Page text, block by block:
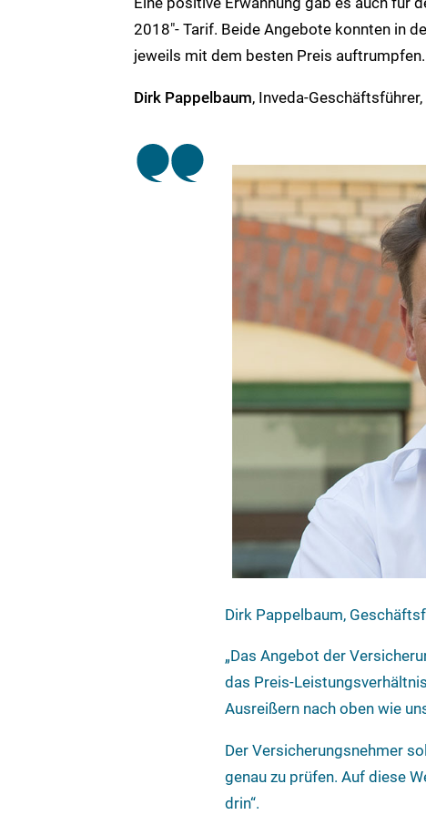
2018"- Tarif. Beide Angebote konnten in
jeweils mit dem besten Preis auftrumpfen.
Dirk Pappelbaum, Inveda-Geschäftsführer,
Dirk Pappelbaum,
„Das Angebot der
das Preis-
Ausreißern nach oben wie
Der Versicherungsnehmer
genau zu prüfen. Auf diese
drin“.